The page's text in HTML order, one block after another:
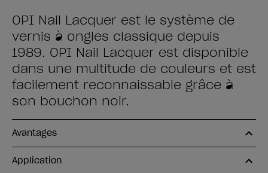
OPI Nail Lacquer est le système de
vernis à ongles classique depuis
1989. OPI Nail Lacquer est disponible
dans une multitude de couleurs et est
facilement reconnaissable grâce à
son bouchon noir.
Avantages
Application